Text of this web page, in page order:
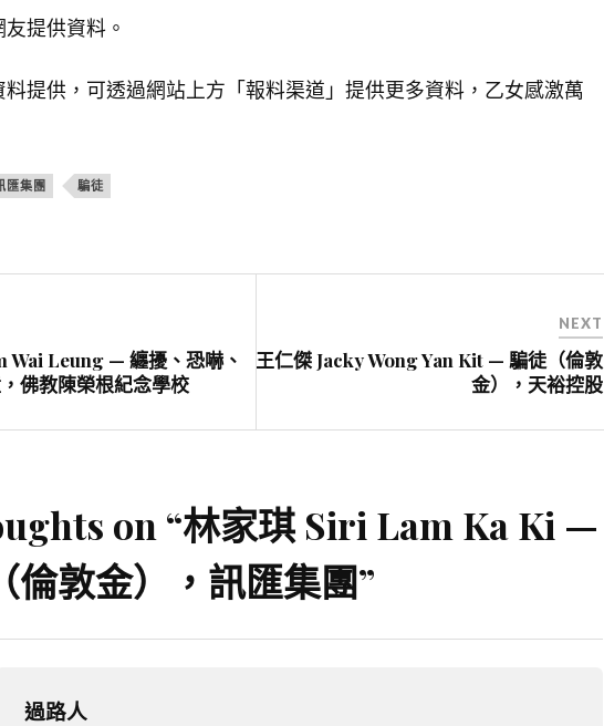
提供資料。
提供，可透過網站上方「報料渠道」提供更多資料，乙女感激萬
匯集團 騙徒
Wai Leung — 纏擾、恐嚇、
佛教陳榮根紀念學校
NEXT
王仁傑 Jacky Wong Yan Kit — 騙徒（倫敦
金），天裕控股
on “林家琪 Siri Lam Ka Ki —
倫敦金），訊匯集團”
過路人